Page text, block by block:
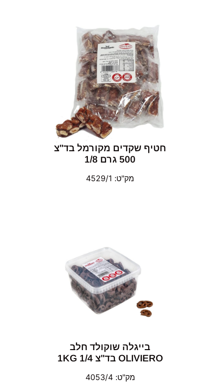
חטיף שקדים מקורמל בד"צ
500 גרם 1/8
מק"ט: 4529/1
בייגלה שוקולד חלב
OLIVIERO בד"צ 1/4 1KG
מק"ט: 4053/4